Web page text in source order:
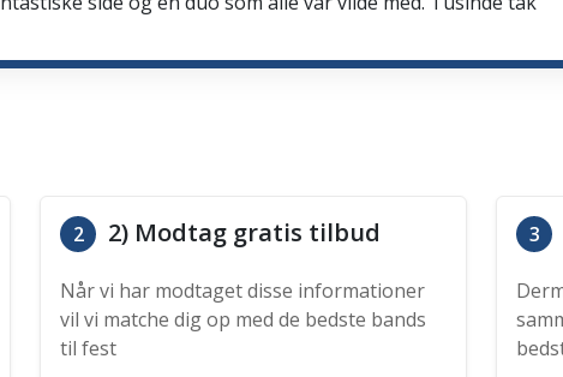
2 2) Modtag gratis tilbud
Når vi har modtaget disse informationer
vil vi matche dig op med de bedste bands
til fest
3